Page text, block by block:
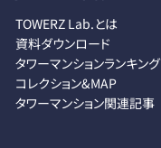
TOWERZ Lab.とは
資料ダウンロード
タワーマンションランキング
コレクション&MAP
タワーマンション関連記事